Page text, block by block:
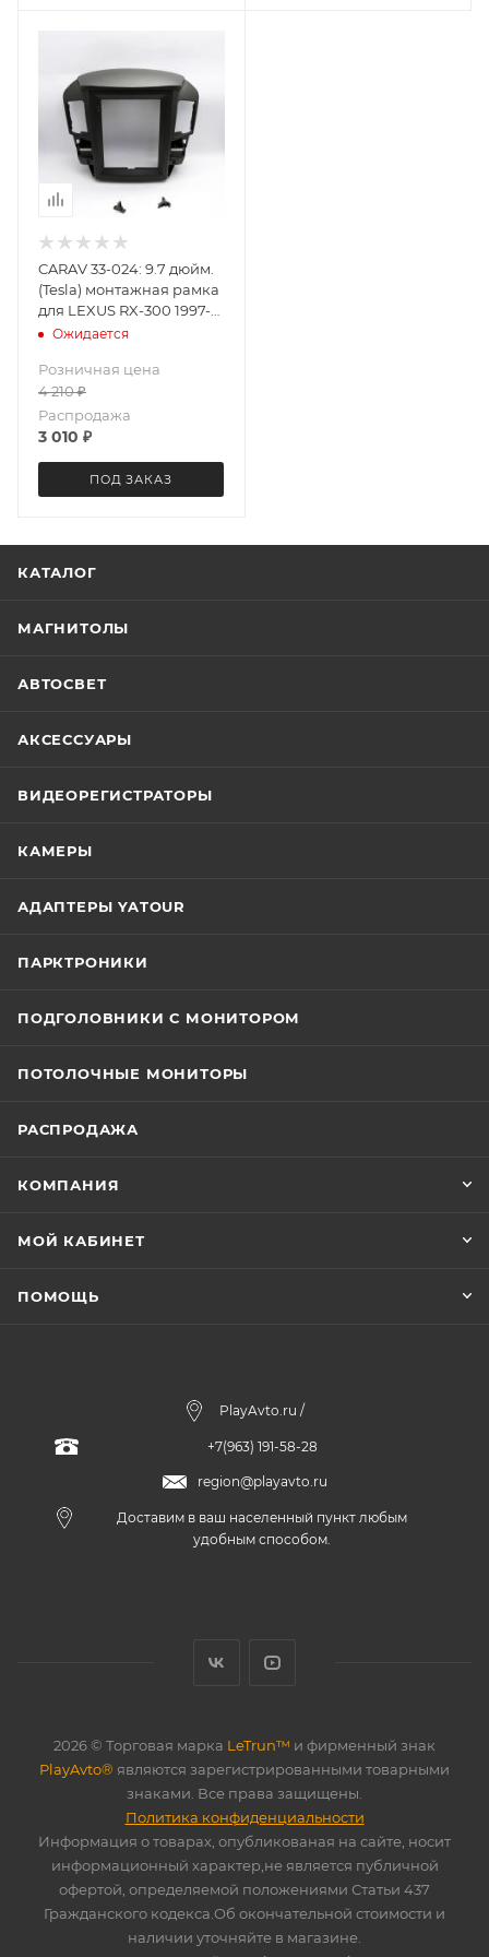
CARAV 33-024: 9.7 дюйм.
(Tesla) монтажная рамка
для LEXUS RX-300 1997-
2003 / TOYOTA Harrier
Ожидается
Розничная цена
4 210₽
Распродажа
3 010 ₽
ПОД ЗАКАЗ
КАТАЛОГ
МАГНИТОЛЫ
АВТОСВЕТ
АКСЕССУАРЫ
ВИДЕОРЕГИСТРАТОРЫ
КАМЕРЫ
АДАПТЕРЫ YATOUR
ПАРКТРОНИКИ
ПОДГОЛОВНИКИ С МОНИТОРОМ
ПОТОЛОЧНЫЕ МОНИТОРЫ
РАСПРОДАЖА
КОМПАНИЯ
МОЙ КАБИНЕТ
ПОМОЩЬ
PlayAvto.ru /
+7(963) 191-58-28
region@playavto.ru
Доставим в ваш населенный пункт любым
удобным способом.
2026 © Торговая марка LeTrun™ и фирменный знак
PlayAvto® являются зарегистрированными товарными
знаками. Все права защищены.
Политика конфиденциальности
Информация о товарах, опубликованая на сайте, носит
информационный характер,не является публичной
офертой, определяемой положениями Статьи 437
Гражданского кодекса.Об окончательной стоимости и
наличии уточняйте в магазине.